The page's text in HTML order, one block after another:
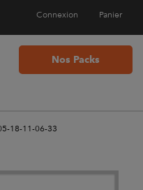
Panier
Connexion
Nos Packs
18-11-06-33